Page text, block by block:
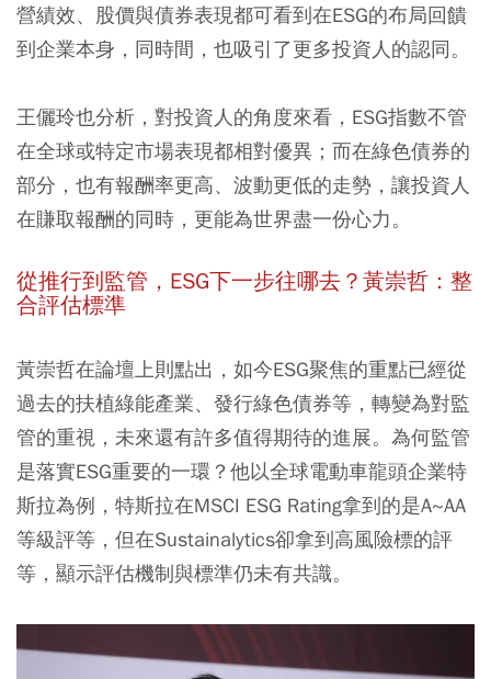
營績效、股價與債券表現都可看到在ESG的布局回饋
到企業本身，同時間，也吸引了更多投資人的認同。
王儷玲也分析，對投資人的角度來看， ESG指數不管
在全球或特定市場表現都相對優異 ；而在綠色債券的
部分，也有報酬率更高、波動更低的走勢 ，讓投資人
在賺取報酬的同時，更能為世界盡一份心力。
從推行到監管，ESG下一步往哪去？黃崇哲：整
合評估標準
黃崇哲在論壇上則點出，如今ESG聚焦的重點已經從
過去的扶植綠能產業、發行綠色債券等， 轉變為對監
管的重視， 未來還有許多值得期待的進展。為何監管
是落實ESG重要的一環？他以全球電動車龍頭企業特
斯拉為例，特斯拉在MSCI ESG Rating拿到的是A~AA
等級評等，但在Sustainalytics卻拿到高風險標的評
等，顯示評估機制與標準仍未有共識。